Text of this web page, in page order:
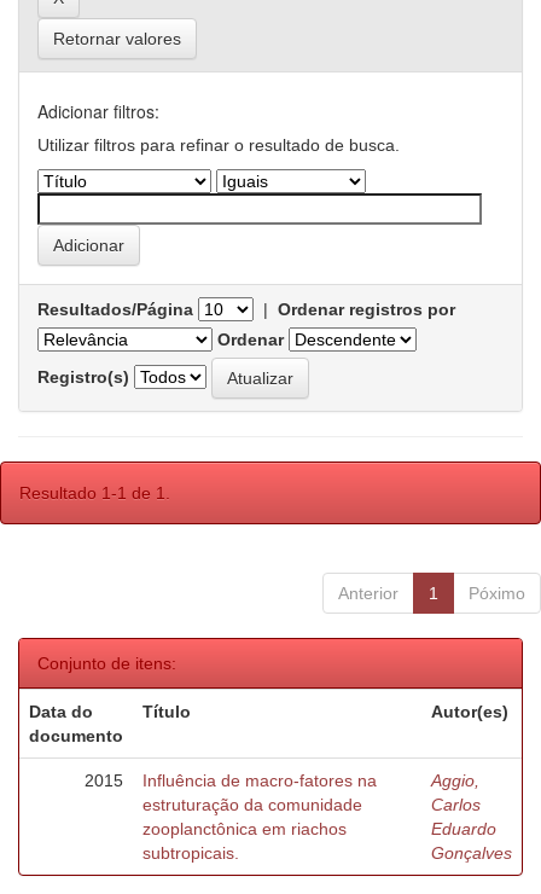
Retornar valores
Adicionar filtros:
Utilizar filtros para refinar o resultado de busca.
Resultados/Página | Ordenar registros por
Ordenar
Registro(s)
Resultado 1-1 de 1.
Anterior 1 Póximo
Conjunto de itens:
Data do
documento
Título Autor(es)
2015
Influência de macro-fatores na
estruturação da comunidade
zooplanctônica em riachos
subtropicais.
Aggio,
Carlos
Eduardo
Gonçalves